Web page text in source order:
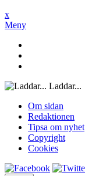
x
Meny
Laddar...
Om sidan
Redaktionen
Tipsa om nyhet
Copyright
Cookies